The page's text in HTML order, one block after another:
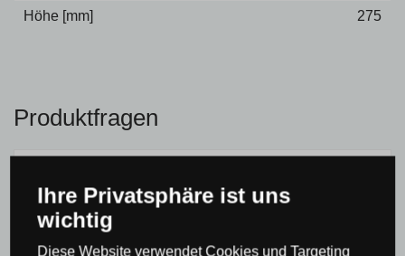
Höhe [mm]
275
Produktfragen
Sie der Erste!
Ihr Name (Optional):
Ihre Privatsphäre ist uns
wichtig
Diese Website verwendet Cookies und Targeting